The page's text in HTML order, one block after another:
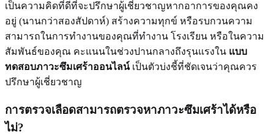
เป็นความคิดที่ดีที่จะปรึกษาผู้เชี่ยวชาญหากอาการของคุณคง
อยู่ (นานกว่าสองสัปดาห์) สร้างความทุกข์ หรือรบกวนความ
สามารถในการทำงานของคุณที่ทำงาน โรงเรียน หรือในความ
สัมพันธ์ของคุณ คะแนนในช่วงปานกลางถึงรุนแรงใน แบบ
ทดสอบภาวะซึมเศร้าออนไลน์เป็นตัวบ่งชี้ที่ชัดเจนว่าคุณควร
ปรึกษาผู้เชี่ยวชาญ
การตรวจเลือดสามารถตรวจหาภาวะซึมเศร้าได้หรือ
ไม่?